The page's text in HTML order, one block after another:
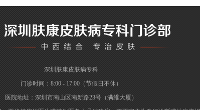
深圳肤康皮肤病专科
门诊时间：8:00 - 17:00（节假日不休）
医院地址：深圳市南山区南新路23号（满维大厦）